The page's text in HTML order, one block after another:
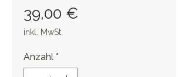
39,00 €
inkl. MwSt.
Anzahl *